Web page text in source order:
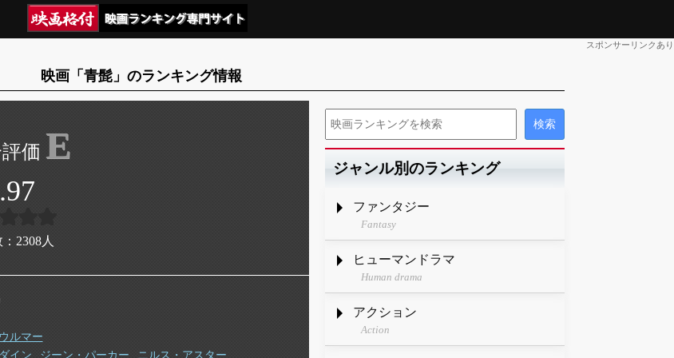
スポンサーリンクあり
映画「青髭」のランキング情報
E
2308 人
ルマー
イン ジーン・パーカー ニルス・アスター
ジャンル別のランキング
ファンタジー
Fantasy
ヒューマンドラマ
Human drama
アクション
Action